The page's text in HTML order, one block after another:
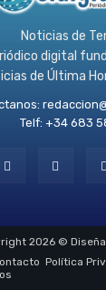
Noticias de
digital
de Última
Telf: +34 683
2026 ©
Política